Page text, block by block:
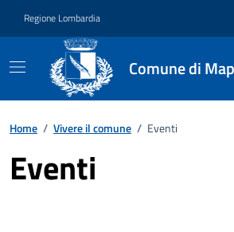
Regione Lombardia
Comune di
Home / Vivere il comune / Eventi
Eventi